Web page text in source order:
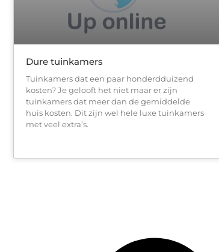
Dure tuinkamers
Tuinkamers dat een paar honderdduizend
kosten? Je gelooft het niet maar er zijn
tuinkamers dat meer dan de gemiddelde
huis kosten. Dit zijn wel hele luxe tuinkamers
met veel extra’s.